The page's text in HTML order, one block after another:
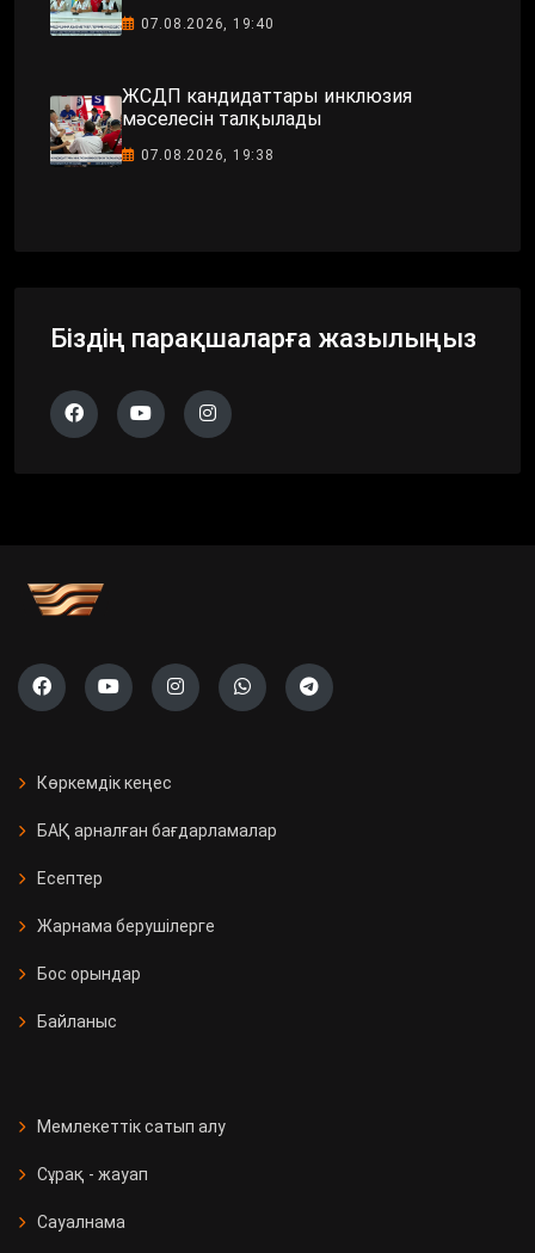
07.08.2026, 19:40
ЖСДП кандидаттары инклюзия
мәселесін талқылады
07.08.2026, 19:38
Біздің парақшаларға жазылыңыз
Көркемдік кеңес
БАҚ арналған бағдарламалар
Есептер
Жарнама берушілерге
Бос орындар
Байланыс
Мемлекеттік сатып алу
Сұрақ - жауап
Сауалнама